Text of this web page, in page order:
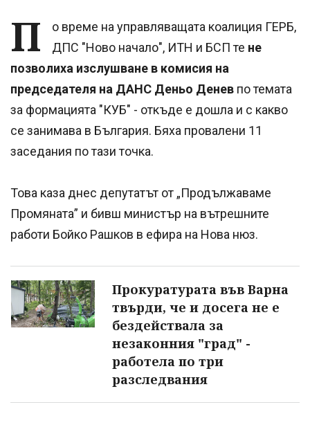
П
о време на управляващата коалиция ГЕРБ,
ДПС "Ново начало", ИТН и БСП те не
позволиха изслушване в комисия на
председателя на ДАНС Деньо Денев по темата
за формацията "КУБ" - откъде е дошла и с какво
се занимава в България. Бяха провалени 11
заседания по тази точка.
Това каза днес депутатът от „Продължаваме
Промяната” и бивш министър на вътрешните
работи Бойко Рашков в ефира на Нова нюз.
Прокуратурата във Варна
твърди, че и досега не е
бездействала за
незаконния "град" -
работела по три
разследвания